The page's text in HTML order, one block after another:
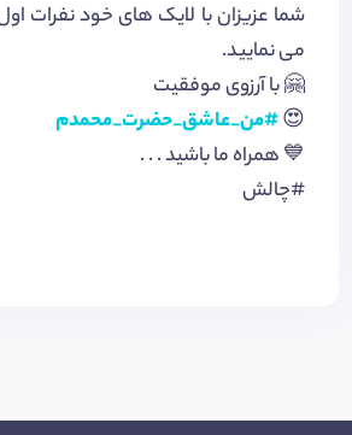
شما عزیزان با لایک های خود نفرات
می نمایید.
🤗 با آرزوی موفقیت
😍#من_عاشق_حضرت_محمدم
💙 همراه ما باشید . . .
#چالش